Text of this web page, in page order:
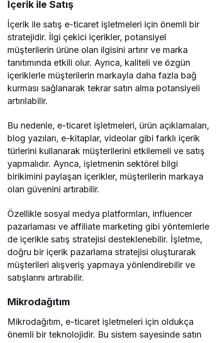
İçerik ile Satış
İçerik ile satış e-ticaret işletmeleri için önemli bir
stratejidir. İlgi çekici içerikler, potansiyel
müşterilerin ürüne olan ilgisini artırır ve marka
tanıtımında etkili olur. Ayrıca, kaliteli ve özgün
içeriklerle müşterilerin markayla daha fazla bağ
kurması sağlanarak tekrar satın alma potansiyeli
artırılabilir.
Bu nedenle, e-ticaret işletmeleri, ürün açıklamaları,
blog yazıları, e-kitaplar, videolar gibi farklı içerik
türlerini kullanarak müşterilerini etkilemeli ve satış
yapmalıdır. Ayrıca, işletmenin sektörel bilgi
birikimini paylaşan içerikler, müşterilerin markaya
olan güvenini artırabilir.
Özellikle sosyal medya platformları, influencer
pazarlaması ve affiliate marketing gibi yöntemlerle
de içerikle satış stratejisi desteklenebilir. İşletme,
doğru bir içerik pazarlama stratejisi oluşturarak
müşterileri alışveriş yapmaya yönlendirebilir ve
satışlarını artırabilir.
Mikrodağıtım
Mikrodağıtım, e-ticaret işletmeleri için oldukça
önemli bir teknolojidir. Bu sistem sayesinde satın